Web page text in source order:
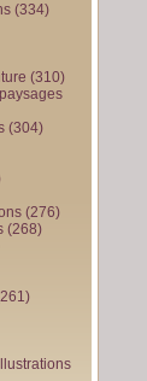
(334)
(310)
(304)
(276)
(268)